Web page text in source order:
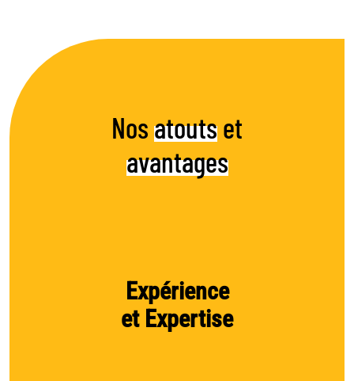
Nosatoutset
avantages
Expérience
et Expertise